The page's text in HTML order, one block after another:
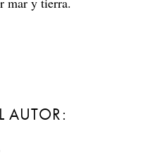
AUTOR: